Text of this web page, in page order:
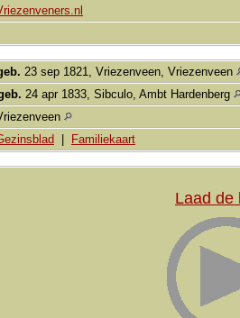
23 sep 1821, Vriezenveen, Vriezenveen
24 apr 1833, Sibculo, Ambt Hardenberg
Familiekaart
Laad de